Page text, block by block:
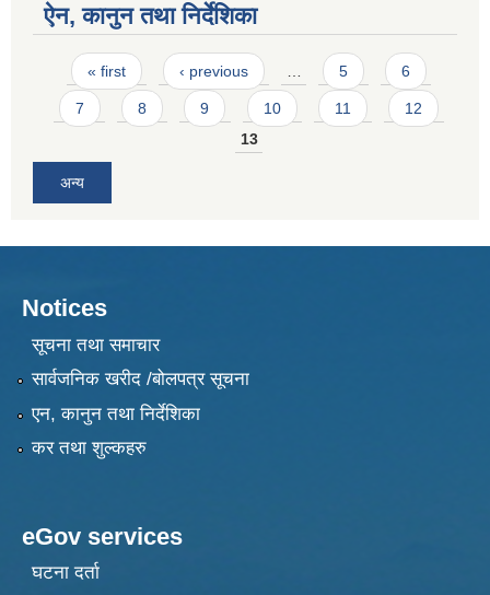
ऐन, कानुन तथा निर्देशिका
Pages
« first ‹ previous 5 6
7 8 9 10 11
12
13
अन्य
Notices
सूचना तथा समाचार
सार्वजनिक खरीद /बोलपत्र सूचना
एन, कानुन तथा निर्देशिका
कर तथा शुल्कहरु
eGov services
घटना दर्ता